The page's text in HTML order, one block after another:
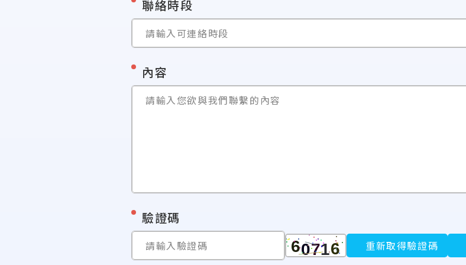
聯絡時段
*
請輸入可連絡時段
內容
*
請輸入您欲與我們聯繫的內容
驗證碼
*
請輸入驗證碼 重新取得驗證碼